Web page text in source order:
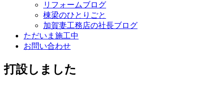
リフォームブログ
棟梁のひとりごと
加賀妻工務店の社長ブログ
ただいま施工中
お問い合わせ
打設しました